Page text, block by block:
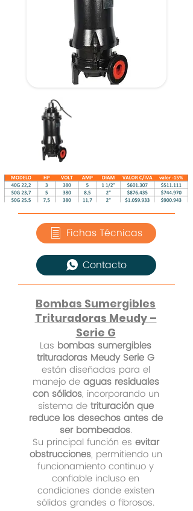
Fichas Técnicas
Contacto
Bombas Sumergibles
Trituradoras Meudy –
Serie G
Las bombas sumergibles
trituradoras Meudy Serie G
están diseñadas para el
manejo de aguas residuales
con sólidos, incorporando un
sistema de trituración que
reduce los desechos antes de
ser bombeados.
Su principal función es evitar
obstrucciones, permitiendo un
funcionamiento continuo y
confiable incluso en
condiciones donde existen
sólidos grandes o fibrosos.